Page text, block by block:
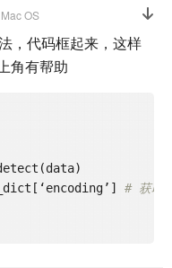
OS
，代码框起来，这样
角有帮助
# 获取